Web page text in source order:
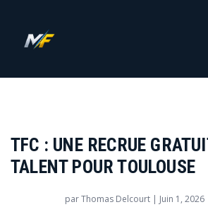
TFC : UNE RECRUE
TALENT POUR TOULOUSE
parThomas Delcourt | Juin 1, 2026